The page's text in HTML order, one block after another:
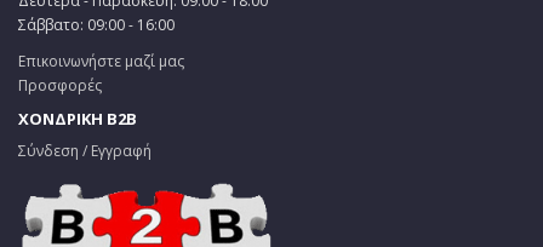
Σάββατο: 09:00 - 16:00
Επικοινωνήστε μαζί μας
Προσφορές
ΧΟΝΔΡΙΚΗ B2B
Σύνδεση / Εγγραφή